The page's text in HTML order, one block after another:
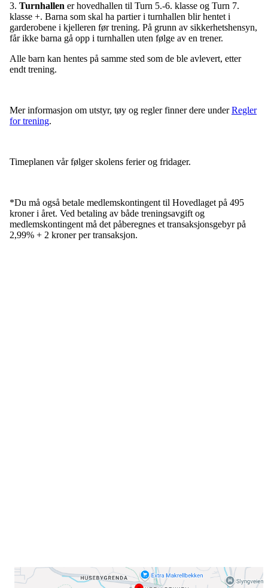
3. Turnhallen er hovedhallen til Turn 5.-6. klasse og Turn 7.
klasse +. Barna som skal ha partier i turnhallen blir hentet i
garderobene i kjelleren før trening. På grunn av sikkerhetshensyn,
får ikke barna gå opp i turnhallen uten følge av en trener.
Alle barn kan hentes på samme sted som de ble avlevert, etter
endt trening.
Mer informasjon om utstyr, tøy og regler finner dere underRegler
for trening.
Timeplanen vår følger skolens ferier og fridager.
*Du må også betale medlemskontingent til Hovedlaget på 495
kroner i året. Ved betaling av både treningsavgift og
medlemskontingent må det påberegnes et transaksjonsgebyr på
2,99% + 2 kroner per transaksjon.